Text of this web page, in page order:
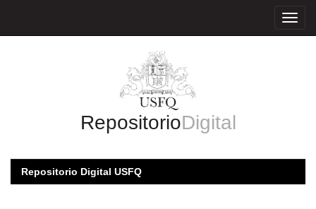
RepositorioDigital
Repositorio Digital USFQ